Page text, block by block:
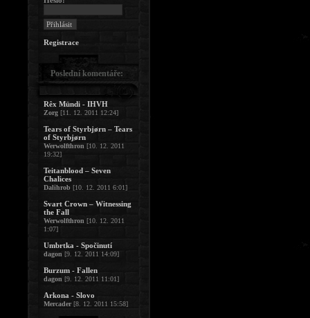
Registrace
Poslední komentáře:
Rêx Mündi - IHVH
Zorg [11. 12. 2011 12:24]
Tears of Styrbjørn – Tears
of Styrbjørn
Werwolfthron [10. 12. 2011
19:32]
Teitanblood – Seven
Chalices
Dalihrob [10. 12. 2011 6:01]
Svart Crown – Witnessing
the Fall
Werwolfthron [10. 12. 2011
1:07]
Umbrtka - Spočinutí
dagon [9. 12. 2011 14:09]
Burzum - Fallen
dagon [9. 12. 2011 11:01]
Arkona - Slovo
Mercader[8. 12. 2011 15:58]